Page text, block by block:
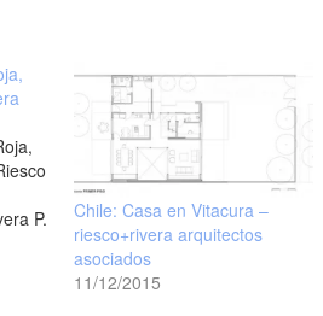
P.
Chile: Casa en Vitacura –
riesco+rivera arquitectos
asociados
11/12/2015